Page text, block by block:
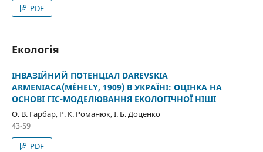
PDF
Екологія
IНВАЗІЙНИЙ ПОТЕНЦІАЛ DAREVSKIA
ARMENIACA(MÉHELY, 1909) В УКРАЇНІ: ОЦІНКА НА
ОСНОВІ ГІС-МОДЕЛЮВАННЯ ЕКОЛОГІЧНОЇ НІШІ
О. В. Гарбар, Р. К. Романюк, І. Б. Доценко
43-59
PDF